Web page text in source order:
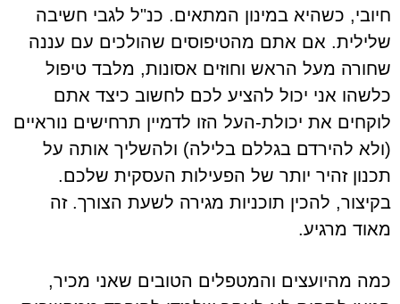
חיובי, כשהיא במינון המתאים. כנ"ל לגבי חשיבה
שלילית. אם אתם מהטיפוסים שהולכים עם עננה
שחורה מעל הראש וחוזים אסונות, מלבד טיפול
כלשהו אני יכול להציע לכם לחשוב כיצד אתם
לוקחים את יכולת-העל הזו לדמיין תרחישים נוראיים
(ולא להירדם בגללם בלילה) ולהשליך אותה על
תכנון זהיר יותר של הפעילות העסקית שלכם.
בקיצור, להכין תוכניות מגירה לשעת הצורך. זה
מאוד מרגיע.
כמה מהיועצים והמטפלים הטובים שאני מכיר,